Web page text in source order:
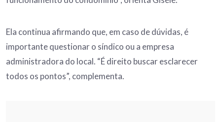
Ela continua afirmando que, em caso de dúvidas, é
importante questionar o síndico ou a empresa
administradora do local. “É direito buscar esclarecer
todos os pontos”, complementa.